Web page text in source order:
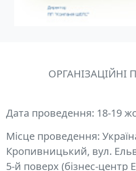
ОРГАНІЗАЦІЙНІ
Дата проведення: 18-19
Місце проведення:
Кропивницький, вул.
5-й поверх (бізнес-центр